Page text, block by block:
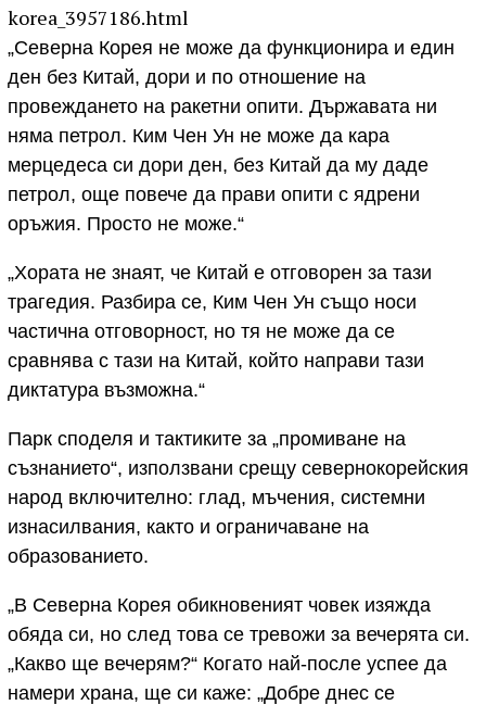
korea_3957186.html
„Северна Корея не може да функционира и един
ден без Китай, дори и по отношение на
провеждането на ракетни опити. Държавата ни
няма петрол. Ким Чен Ун не може да кара
мерцедеса си дори ден, без Китай да му даде
петрол, още повече да прави опити с ядрени
оръжия. Просто не може.“
„Хората не знаят, че Китай е отговорен за тази
трагедия. Разбира се, Ким Чен Ун също носи
частична отговорност, но тя не може да се
сравнява с тази на Китай, който направи тази
диктатура възможна.“
Парк споделя и тактиките за „промиване на
съзнанието“, използвани срещу севернокорейския
народ включително: глад, мъчения, системни
изнасилвания, както и ограничаване на
образованието.
„В Северна Корея обикновеният човек изяжда
обяда си, но след това се тревожи за вечерята си.
„Какво ще вечерям?“ Когато най-после успее да
намери храна, ще си каже: „Добре днес се